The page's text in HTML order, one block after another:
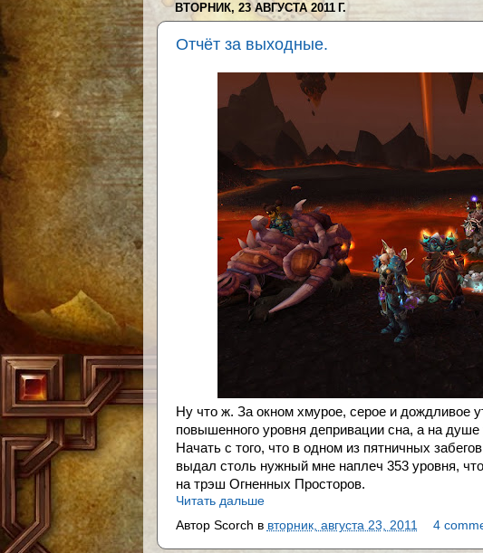
ВТОРНИК, 23 АВГУСТА 2011 Г.
Отчёт за выходные.
Ну что ж. За окном хмурое, серое и дождливое
повышенного уровня депривации сна, а на
Начать с того, что в одном из пятничных
выдал столь нужный мне наплеч 353 уровня,
на трэш Огненных Просторов.
Читать дальше
Автор Scorch в вторник, августа 23, 2011 4